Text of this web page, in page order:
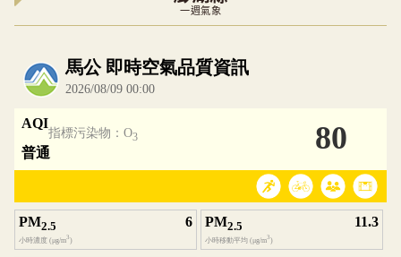
一週氣象
內嵌空氣品質小工具為視覺預覽，完整即時空